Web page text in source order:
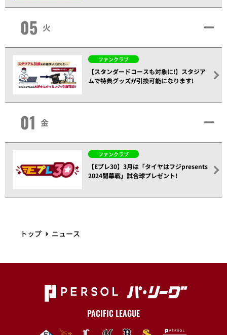
05 火
ファンクラブ
【スタンダードコースも対象に!】スタジア
ムで特典グッズが引換可能になります!
01 金
ファンクラブ
【Eプレ30】3月は「タイヤはフジpresents
2024開幕戦」試合球プレゼント!
トップ ニュース
PACIFIC LEAGUE